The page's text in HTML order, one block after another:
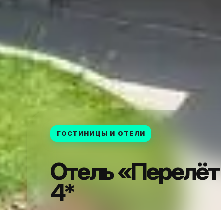
ГОСТИНИЦЫ И ОТЕЛИ
Отель
4*